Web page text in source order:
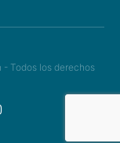
Todos los derechos